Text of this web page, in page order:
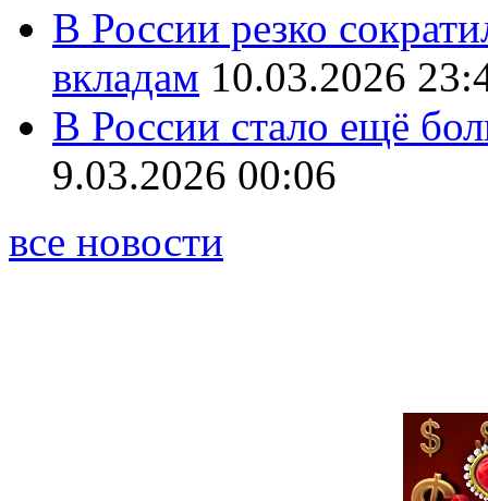
В России резко
вкладам 10.03.2026
В России стало ещё
9.03.2026 00:06
все новости